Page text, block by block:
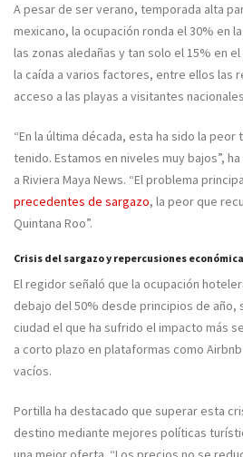
A pesar de ser verano, temporada alta
mexicano, la ocupación ronda el 30% en
las zonas aledañas y tan solo el 15% en
la caída a varios factores, entre ellos las
acceso a las playas a visitantes
“En la última década, esta ha sido la
tenido. Estamos en niveles muy bajos”,
a Riviera Maya News. “El problema
precedentes de sargazo, la peor que
Quintana Roo”.
Crisis del sargazo y repercusiones
El regidor señaló que la ocupación
debajo del 50% desde principios de año,
ciudad el que ha sufrido el impacto más
a corto plazo en plataformas como
vacíos.
Portilla ha destacado que superar esta
destino mediante mejores políticas